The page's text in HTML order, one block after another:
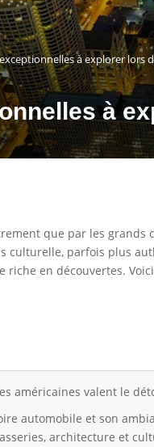
à explorer lors
à
que par les
parfois plus
riche en découvertes.
américaines valent le
automobile et son
architecture et